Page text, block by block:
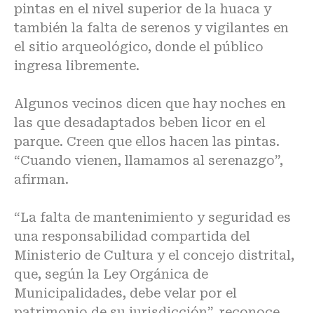
pintas en el nivel superior de la huaca y
también la falta de serenos y vigilantes en
el sitio arqueológico, donde el público
ingresa libremente.
Algunos vecinos dicen que hay noches en
las que desadaptados beben licor en el
parque. Creen que ellos hacen las pintas.
“Cuando vienen, llamamos al serenazgo”,
afirman.
“La falta de mantenimiento y seguridad es
una responsabilidad compartida del
Ministerio de Cultura y el concejo distrital,
que, según la Ley Orgánica de
Municipalidades, debe velar por el